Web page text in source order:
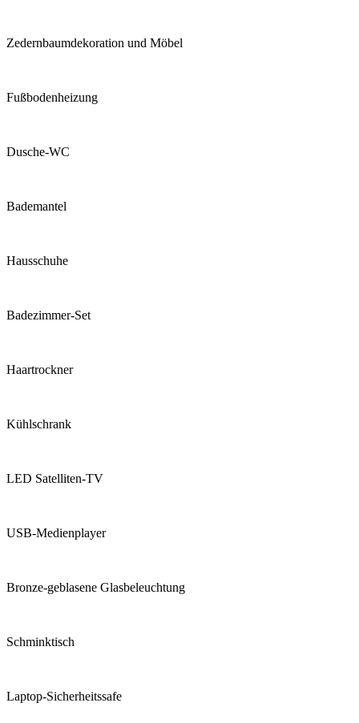
Zedernbaumdekoration und Möbel
Fußbodenheizung
Dusche-WC
Bademantel
Hausschuhe
Badezimmer-Set
Haartrockner
Kühlschrank
LED Satelliten-TV
USB-Medienplayer
Bronze-geblasene Glasbeleuchtung
Schminktisch
Laptop-Sicherheitssafe